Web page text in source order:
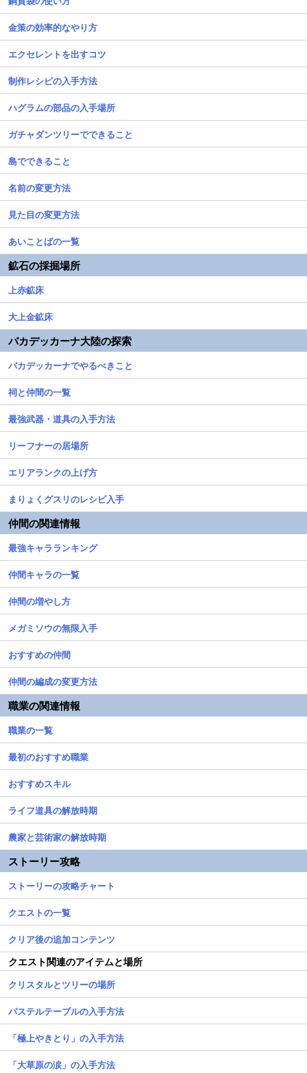
金策の効率的なやり方
エクセレントを出すコツ
制作レシピの入手方法
ハグラムの部品の入手場所
ガチャダンツリーでできること
島でできること
名前の変更方法
見た目の変更方法
あいことばの一覧
鉱石の採掘場所
上赤鉱床
大上金鉱床
バカデッカーナ大陸の探索
バカデッカーナでやるべきこと
祠と仲間の一覧
最強武器・道具の入手方法
リーフナーの居場所
エリアランクの上げ方
まりょくグスリのレシピ入手
仲間の関連情報
最強キャラランキング
仲間キャラの一覧
仲間の増やし方
メガミソウの無限入手
おすすめの仲間
仲間の編成の変更方法
職業の関連情報
職業の一覧
最初のおすすめ職業
おすすめスキル
ライフ道具の解放時期
農家と芸術家の解放時期
ストーリー攻略
ストーリーの攻略チャート
クエストの一覧
クリア後の追加コンテンツ
クエスト関連のアイテムと場所
クリスタルとツリーの場所
パステルテーブルの入手方法
「極上やきとり」の入手方法
「大草原の涙」の入手方法